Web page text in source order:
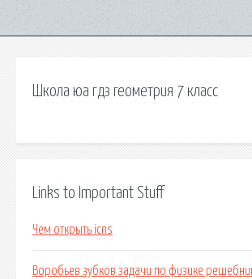
Школа юа гдз геометрия 7 класс
Links to Important Stuff
Чем открыть icns
Воробьев зубков задачи по физике